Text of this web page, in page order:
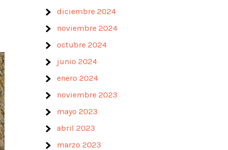
diciembre 2024
noviembre 2024
octubre 2024
junio 2024
enero 2024
noviembre 2023
mayo 2023
abril 2023
marzo 2023